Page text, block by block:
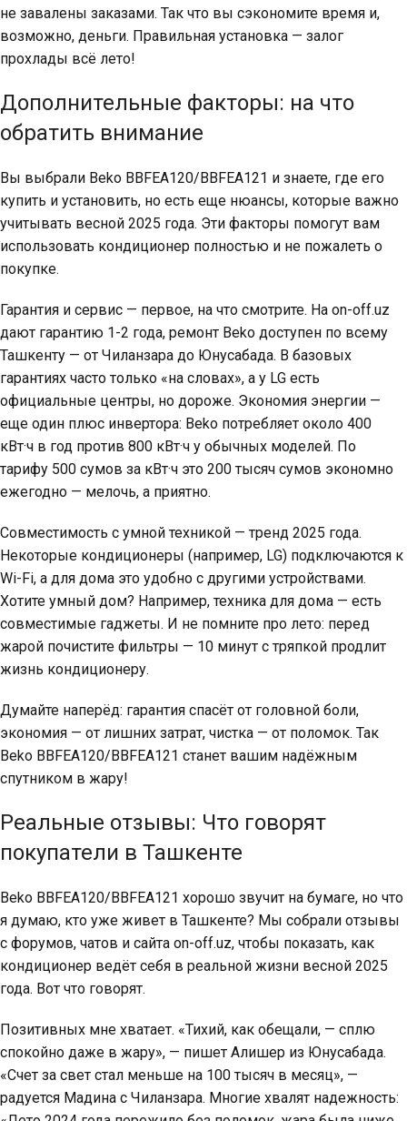
не завалены заказами. Так что вы сэкономите время и,
возможно, деньги. Правильная установка — залог
прохлады всё лето!
Дополнительные факторы: на что
обратить внимание
Вы выбрали Beko BBFEA120/BBFEA121 и знаете, где его
купить и установить, но есть еще нюансы, которые важно
учитывать весной 2025 года. Эти факторы помогут вам
использовать кондиционер полностью и не пожалеть о
покупке.
Гарантия и сервис — первое, на что смотрите. На on-off.uz
дают гарантию 1-2 года, ремонт Beko доступен по всему
Ташкенту — от Чиланзара до Юнусабада. В базовых
гарантиях часто только «на словах», а у LG есть
официальные центры, но дороже. Экономия энергии —
еще один плюс инвертора: Beko потребляет около 400
кВт·ч в год против 800 кВт·ч у обычных моделей. По
тарифу 500 сумов за кВт·ч это 200 тысяч сумов экономно
ежегодно — мелочь, а приятно.
Совместимость с умной техникой — тренд 2025 года.
Некоторые кондиционеры (например, LG) подключаются к
Wi-Fi, а для дома это удобно с другими устройствами.
Хотите умный дом? Например, техника для дома — есть
совместимые гаджеты. И не помните про лето: перед
жарой почистите фильтры — 10 минут с тряпкой продлит
жизнь кондиционеру.
Думайте наперёд: гарантия спасёт от головной боли,
экономия — от лишних затрат, чистка — от поломок. Так
Beko BBFEA120/BBFEA121 станет вашим надёжным
спутником в жару!
Реальные отзывы: Что говорят
покупатели в Ташкенте
Beko BBFEA120/BBFEA121 хорошо звучит на бумаге, но что
я думаю, кто уже живет в Ташкенте? Мы собрали отзывы
с форумов, чатов и сайта on-off.uz, чтобы показать, как
кондиционер ведёт себя в реальной жизни весной 2025
года. Вот что говорят.
Позитивных мне хватает. «Тихий, как обещали, — сплю
спокойно даже в жару», — пишет Алишер из Юнусабада.
«Счет за свет стал меньше на 100 тысяч в месяц», —
радуется Мадина с Чиланзара. Многие хвалят надежность: